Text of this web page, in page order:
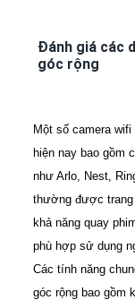
Đánh giá các
góc rộng
Một số camera
hiện nay bao gồm
như Arlo, Nest,
thường được trang
khả năng quay
phù hợp sử dụng
Các tính năng
góc rộng bao gồm